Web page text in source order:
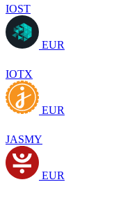
IOST
EUR
IOTX
EUR
JASMY
EUR